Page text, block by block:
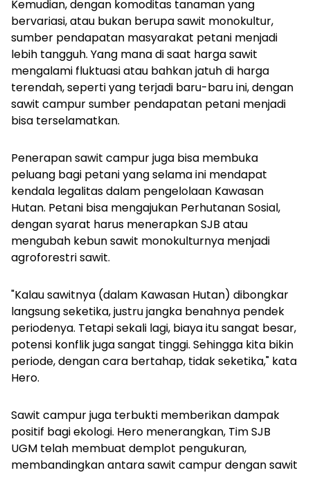
Kemudian, dengan komoditas tanaman yang
bervariasi, atau bukan berupa sawit monokultur,
sumber pendapatan masyarakat petani menjadi
lebih tangguh. Yang mana di saat harga sawit
mengalami fluktuasi atau bahkan jatuh di harga
terendah, seperti yang terjadi baru-baru ini, dengan
sawit campur sumber pendapatan petani menjadi
bisa terselamatkan.
Penerapan sawit campur juga bisa membuka
peluang bagi petani yang selama ini mendapat
kendala legalitas dalam pengelolaan Kawasan
Hutan. Petani bisa mengajukan Perhutanan Sosial,
dengan syarat harus menerapkan SJB atau
mengubah kebun sawit monokulturnya menjadi
agroforestri sawit.
"Kalau sawitnya (dalam Kawasan Hutan) dibongkar
langsung seketika, justru jangka benahnya pendek
periodenya. Tetapi sekali lagi, biaya itu sangat besar,
potensi konflik juga sangat tinggi. Sehingga kita bikin
periode, dengan cara bertahap, tidak seketika," kata
Hero.
Sawit campur juga terbukti memberikan dampak
positif bagi ekologi. Hero menerangkan, Tim SJB
UGM telah membuat demplot pengukuran,
membandingkan antara sawit campur dengan sawit